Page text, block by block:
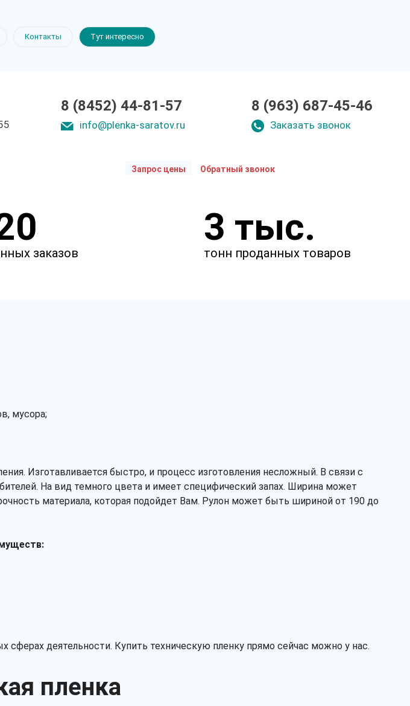
Контакты Тут интересно
8 (8452) 44-81-57
info@plenka-saratov.ru
8 (963) 687-45-46
Заказать звонок
Запрос цены Обратный звонок
Укажите параметры
Чтобы мы смогли рассчитать
стоимость товаров.
заказов
3 тыс.
тонн проданных товаров
мусора;
Изготавливается быстро, и процесс изготовления несложный. В связи с
На вид темного цвета и имеет специфический запах. Ширина может
материала, которая подойдет Вам. Рулон может быть шириной от 190 до
деятельности. Купить техническую пленку прямо сейчас можно у нас.
пленка